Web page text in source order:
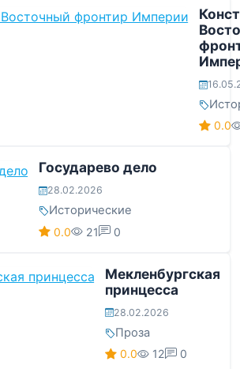
0.0
Государево дело
28.02.2026
Исторические
0.0 21 0
Мекленбургская
принцесса
28.02.2026
Проза
0.0 12 0